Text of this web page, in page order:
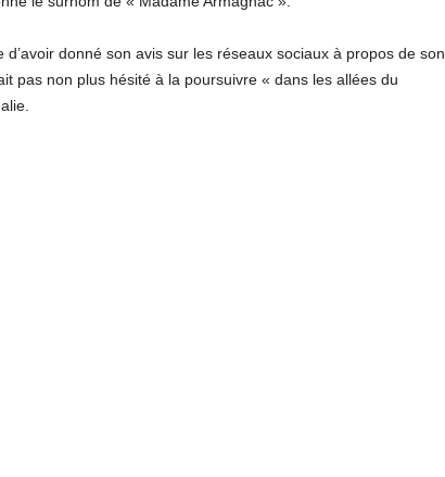
donné son avis sur les réseaux sociaux à propos de son
pas non plus hésité à la poursuivre « dans les allées du